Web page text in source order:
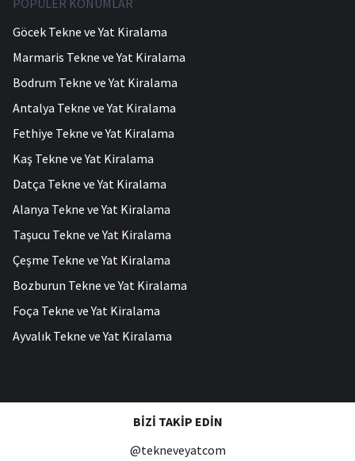
POPÜLER KONUMLAR
Göcek Tekne ve Yat Kiralama
Marmaris Tekne ve Yat Kiralama
Bodrum Tekne ve Yat Kiralama
Antalya Tekne ve Yat Kiralama
Fethiye Tekne ve Yat Kiralama
Kaş Tekne ve Yat Kiralama
Datça Tekne ve Yat Kiralama
Alanya Tekne ve Yat Kiralama
Taşucu Tekne ve Yat Kiralama
Çeşme Tekne ve Yat Kiralama
Bozburun Tekne ve Yat Kiralama
Foça Tekne ve Yat Kiralama
Ayvalık Tekne ve Yat Kiralama
BIZI TAKIP EDIN
@tekneveyatcom